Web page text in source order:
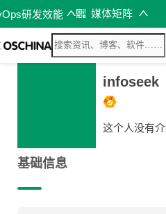
研发效能 媒体矩阵
infoseek
这个人没有介
基础信息